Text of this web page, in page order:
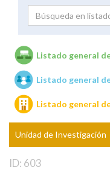
Unidades de
Listado general
Listado general
Listado general
Unidad de Investigación
ID: 603